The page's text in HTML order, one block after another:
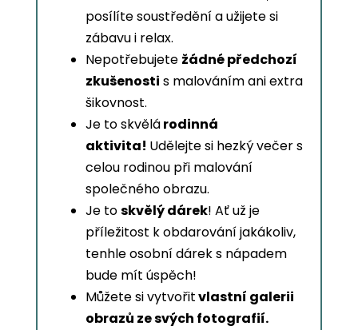
posílíte soustředění a užijete si
zábavu i relax.
Nepotřebujete žádné předchozí
zkušenosti s malováním ani extra
šikovnost.
Je to skvělárodinná
aktivita! Udělejte si hezký večer s
celou rodinou při malování
společného obrazu.
Je toskvělý dárek! Ať už je
příležitost k obdarování jakákoliv,
tenhle osobní dárek s nápadem
bude mít úspěch!
Můžete si vytvořitvlastní galerii
obrazů ze svých fotografií.